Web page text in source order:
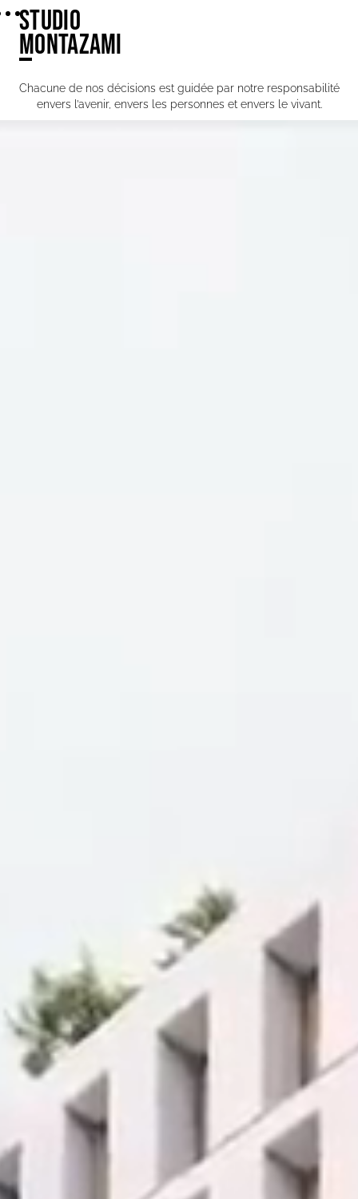
STUDIO
MONTAZAMI
Chacune de nos décisions est guidée par notre responsabilité
envers l’avenir, envers les personnes et envers le vivant.